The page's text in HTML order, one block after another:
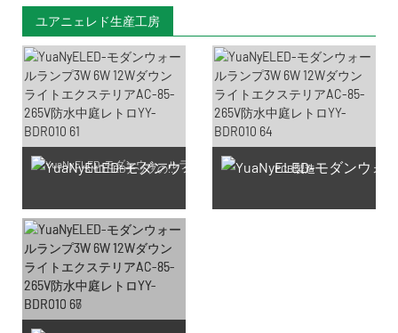
ユアニェレド生産工房
SMD LEDチップの製造 PCB製造